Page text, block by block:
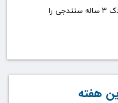
سگ بلاصاحب جان کودک ۳ ساله سنندجی را
هفته